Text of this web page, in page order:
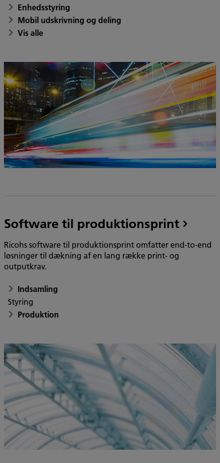
Enhedsstyring
Mobil udskrivning og deling
Vis alle
Software til produktionsprint
Ricohs software til produktionsprint omfatter end-to-end
løsninger til dækning af en lang række print- og
outputkrav.
Indsamling
Styring
Produktion